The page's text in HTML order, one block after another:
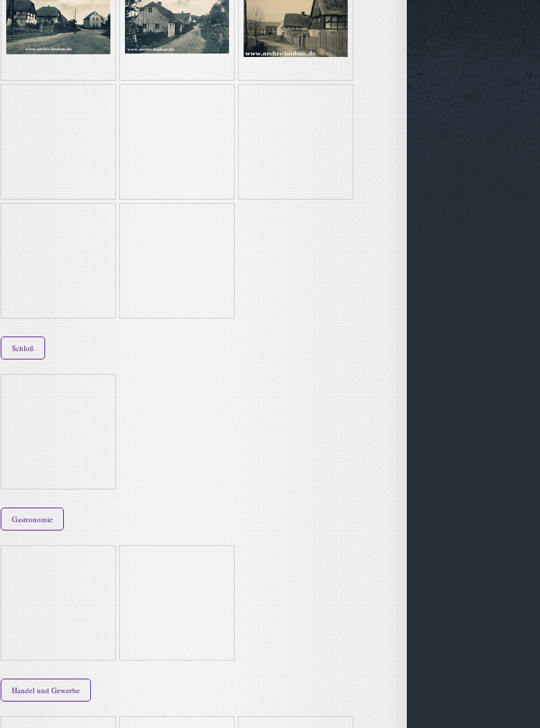
Schloß
Gastronomie
Handel und Gewerbe